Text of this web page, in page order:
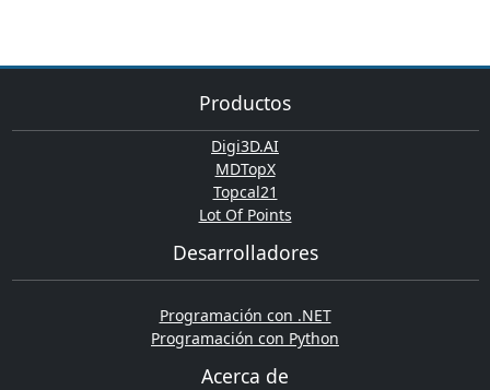
Productos
Digi3D.AI
MDTopX
Topcal21
Lot Of Points
Desarrolladores
Programación con .NET
Programación con Python
Acerca de